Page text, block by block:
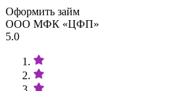
Оформить займ
ООО МФК «ЦФП»
5.0